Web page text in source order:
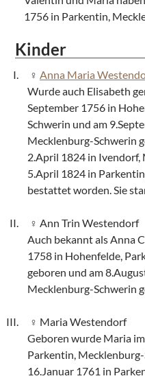
1756 in Parkentin,
Kinder
Anna Maria
Wurde auch Elisabeth
September 1756 in
Schwerin und am
Mecklenburg-Schwerin
2.April 1824 in Ivendorf,
5.April 1824 in
bestattet worden. Sie
Ann Trin Westendorf
Auch bekannt als Anna
1758 in Hohenfelde,
geboren und am
Mecklenburg-Schwerin
Maria Westendorf
Geboren wurde Maria
Parkentin,
16.Januar 1761 in